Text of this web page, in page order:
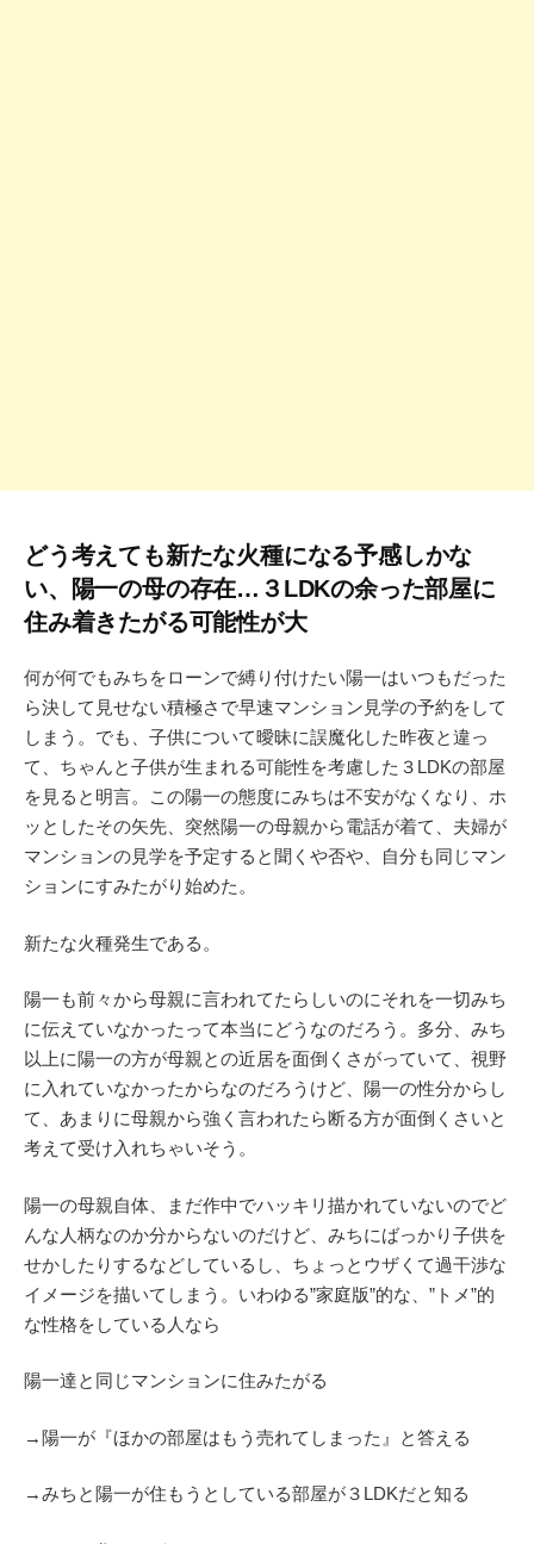
どう考えても新たな火種になる予感しかな
い、陽一の母の存在…３LDKの余った部屋に
住み着きたがる可能性が大
何が何でもみちをローンで縛り付けたい陽一はいつもだった
ら決して見せない積極さで早速マンション見学の予約をして
しまう。でも、子供について曖昧に誤魔化した昨夜と違っ
て、ちゃんと子供が生まれる可能性を考慮した３LDKの部屋
を見ると明言。この陽一の態度にみちは不安がなくなり、ホ
ッとしたその矢先、突然陽一の母親から電話が着て、夫婦が
マンションの見学を予定すると聞くや否や、自分も同じマン
ションにすみたがり始めた。
新たな火種発生である。
陽一も前々から母親に言われてたらしいのにそれを一切みち
に伝えていなかったって本当にどうなのだろう。多分、みち
以上に陽一の方が母親との近居を面倒くさがっていて、視野
に入れていなかったからなのだろうけど、陽一の性分からし
て、あまりに母親から強く言われたら断る方が面倒くさいと
考えて受け入れちゃいそう。
陽一の母親自体、まだ作中でハッキリ描かれていないのでど
んな人柄なのか分からないのだけど、みちにばっかり子供を
せかしたりするなどしているし、ちょっとウザくて過干渉な
イメージを描いてしまう。いわゆる”家庭版”的な、”トメ”的
な性格をしている人なら
陽一達と同じマンションに住みたがる
→陽一が『ほかの部屋はもう売れてしまった』と答える
→みちと陽一が住もうとしている部屋が３LDKだと知る